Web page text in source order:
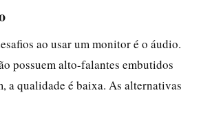
ao usar um monitor é o áudio.
possuem alto-falantes embutidos
a qualidade é baixa. As alternativas